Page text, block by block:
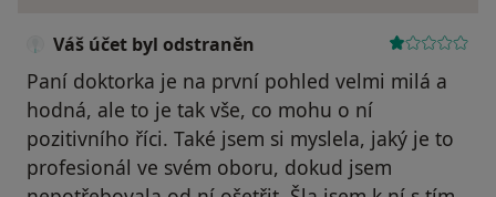
Váš účet byl odstraněn
Paní doktorka je na první pohled velmi milá a
hodná, ale to je tak vše, co mohu o ní
pozitivního říci. Také jsem si myslela, jaký je to
profesionál ve svém oboru, dokud jsem